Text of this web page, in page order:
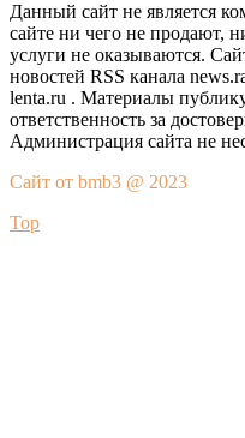
Данный сайт не является
сайте ни чего не продают,
услуги не оказываются.
новостей RSS канала
lenta.ru . Материалы
ответственность за
Администрация сайта не
Сайт от bmb3 @ 2023
Top